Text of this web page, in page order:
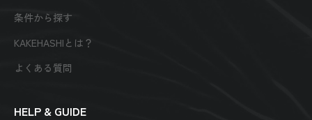
条件から探す
KAKEHASHIとは？
よくある質問
HELP & GUIDE